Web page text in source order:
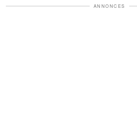
ANNONCES